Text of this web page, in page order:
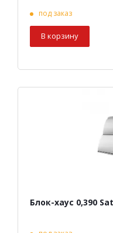
под заказ
В корзину
Блок-хаус 0,390